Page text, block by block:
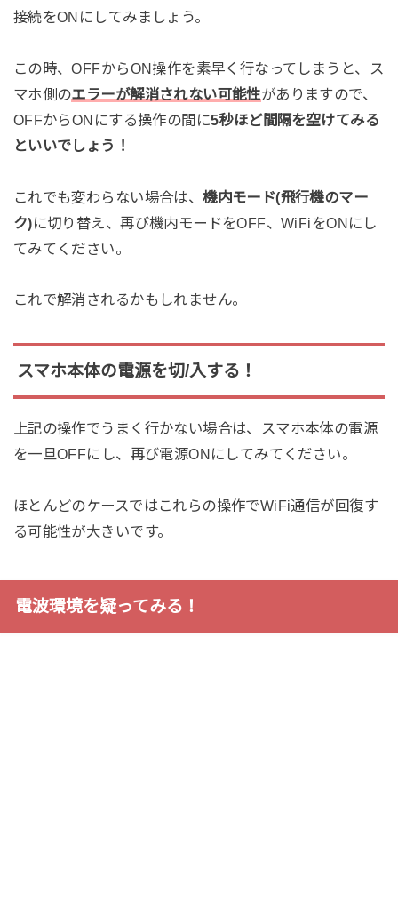
接続をONにしてみましょう。
この時、OFFからON操作を素早く行なってしまうと、ス
マホ側のエラーが解消されない可能性がありますので、
OFFからONにする操作の間に5秒ほど間隔を空けてみる
といいでしょう！
これでも変わらない場合は、機内モード(飛行機のマー
ク)に切り替え、再び機内モードをOFF、WiFiをONにし
てみてください。
これで解消されるかもしれません。
スマホ本体の電源を切/入する！
上記の操作でうまく行かない場合は、スマホ本体の電源
を一旦OFFにし、再び電源ONにしてみてください。
ほとんどのケースではこれらの操作でWiFi通信が回復す
る可能性が大きいです。
電波環境を疑ってみる！